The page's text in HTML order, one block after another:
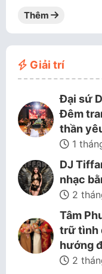
Thêm
Giải trí
Đại sứ
Đêm
thần
1
DJ
nhạc
2
Tâm
trữ tình
hướng
2